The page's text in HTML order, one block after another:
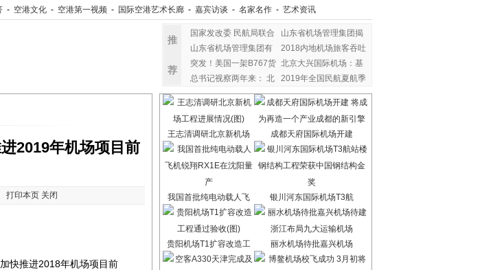
- 空港文化 - 空港第一视频 - 国际空港艺术长廊 - 嘉宾访谈 - 名家名作 - 艺术资讯
推
荐
国家发改委 民航局联合
山东省机场管理集团揭
山东省机场管理集团有
2018内地机场旅客吞吐
突发！美国一架B767货 北京大兴国际机场：基
总书记视察两年来： 北
2019年全国民航夏航季
2019年机场项目前
打印本页 关闭
快推进2018年机场项目前
王志清调研北京新机场 成都天府国际机场开建
我国首批纯电动载人飞 银川河东国际机场T3航
贵阳机场T1扩容改造工 丽水机场待批嘉兴机场